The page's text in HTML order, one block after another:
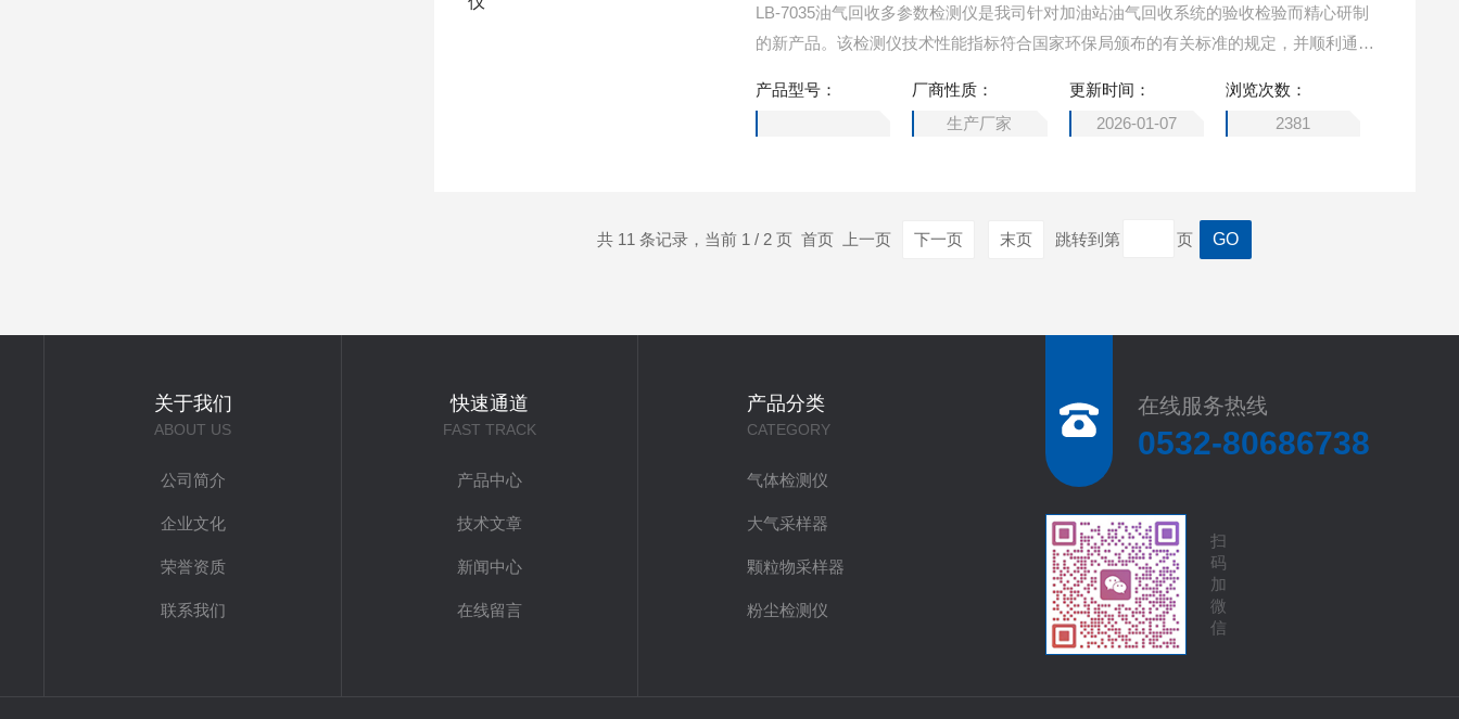
LB-7035油气回收多参数检测仪是我司针对加油站油气回收系统的验收检验而精心研制
的新产品。该检测仪技术性能指标符合国家环保局颁布的有关标准的规定，并顺利通过
产品型号：
厂商性质：
生产厂家
更新时间：
2026-01-07
浏览次数：
2381
共 11 条记录，当前 1 / 2 页 首页 上一页 下一页 末页 跳转到第 页
关于我们
ABOUT US
公司简介
企业文化
荣誉资质
联系我们
快速通道
FAST TRACK
产品中心
技术文章
新闻中心
在线留言
产品分类
CATEGORY
气体检测仪
大气采样器
颗粒物采样器
粉尘检测仪
在线服务热线
0532-80686738
扫
码
加
微
信